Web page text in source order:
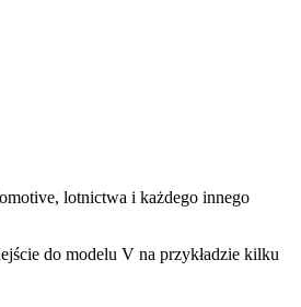
lotnictwa i każdego innego
do modelu V na przykładzie kilku